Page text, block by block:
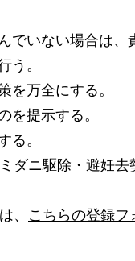
いない場合は、
。
万全にする。
提示する。
。
ニ駆除・避妊去
、 こちらの登録フ